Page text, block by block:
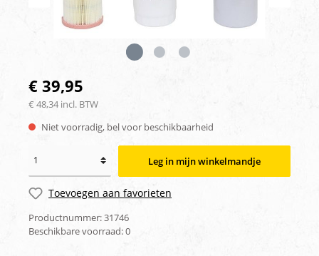
€ 39,95
€ 48,34 incl. BTW
Niet voorradig, bel voor beschikbaarheid
Leg in mijn winkelmandje
Toevoegen aan favorieten
Productnummer:31746
Beschikbare voorraad:0